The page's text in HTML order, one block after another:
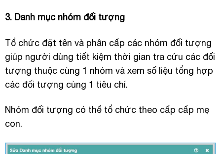
3. Danh mục nhóm đối tượng
Tổ chức đặt tên và phân cấp các nhóm đối tượng
giúp người dùng tiết kiệm thời gian tra cứu các đối
tượng thuộc cùng 1 nhóm và xem số liệu tổng hợp
các đối tượng cùng 1 tiêu chí.
Nhóm đối tượng có thể tổ chức theo cấp cấp mẹ
con.